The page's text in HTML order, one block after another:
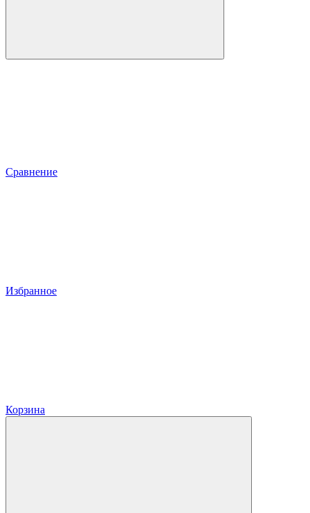
Сравнение
Избранное
Корзина